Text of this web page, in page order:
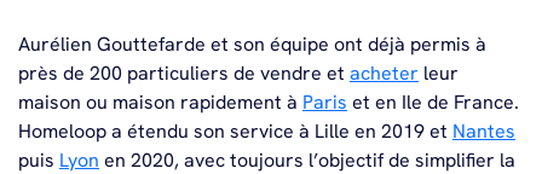
Aurélien Gouttefarde et son équipe ont déjà permis à
près de 200 particuliers de vendre et acheter leur
maison ou maison rapidement à Paris et en Ile de France.
Homeloop a étendu son service à Lille en 2019 et Nantes
puis Lyon en 2020, avec toujours l’objectif de simplifier la